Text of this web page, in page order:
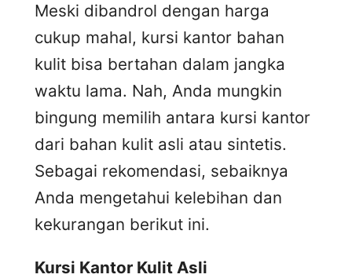
Meski dibandrol dengan harga
cukup mahal, kursi kantor bahan
kulit bisa bertahan dalam jangka
waktu lama. Nah, Anda mungkin
bingung memilih antara kursi kantor
dari bahan kulit asli atau sintetis.
Sebagai rekomendasi, sebaiknya
Anda mengetahui kelebihan dan
kekurangan berikut ini.
Kursi Kantor Kulit Asli